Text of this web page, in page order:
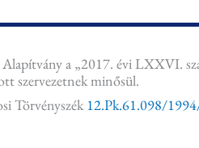
a „2017. évi LXXVI.
szervezetnek minősül.
Törvényszék 12.Pk.61.098/